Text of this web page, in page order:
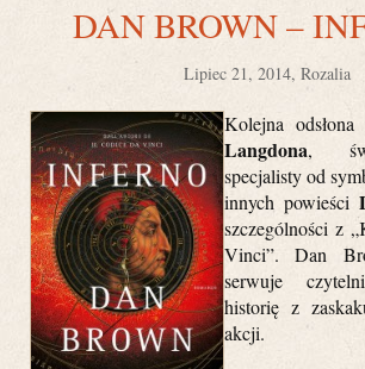
DAN BROWN –
Lipiec 21, 2014, Rozalia
Kolejna odsłona
Langdona,
specjalisty od
innych powieści
szczególności z
Vinci”. Dan
serwuje
historię z
akcji.